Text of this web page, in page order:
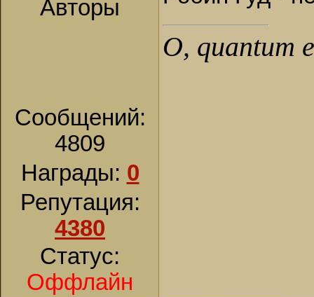
Авторы
Сообщений:
4809
Награды: 0
Репутация:
4380
Статус:
Оффлайн
О, quantum